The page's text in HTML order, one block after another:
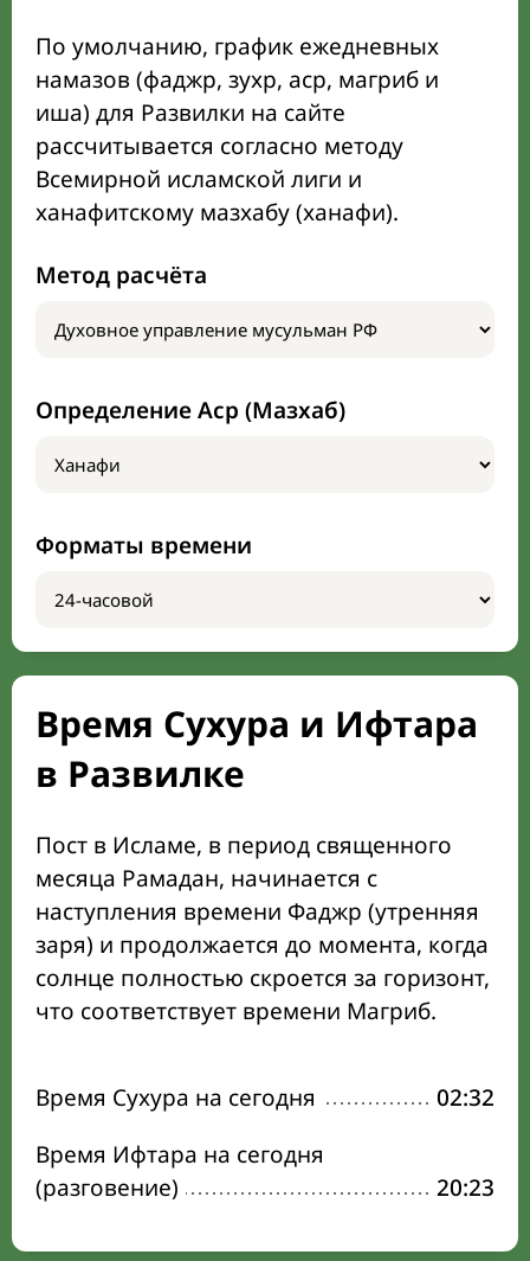
По умолчанию, график ежедневных
намазов (фаджр, зухр, аср, магриб и
иша) для Развилки на сайте
рассчитывается согласно методу
Всемирной исламской лиги и
ханафитскому мазхабу (ханафи).
Метод расчёта
Определение Аср (Мазхаб)
Форматы времени
Время Сухура и Ифтара
в Развилке
Пост в Исламе, в период священного
месяца Рамадан, начинается с
наступления времени Фаджр (утренняя
заря) и продолжается до момента, когда
солнце полностью скроется за горизонт,
что соответствует времени Магриб.
Время Сухура на сегодня
02:32
Время Ифтара на сегодня
(разговение)
20:23